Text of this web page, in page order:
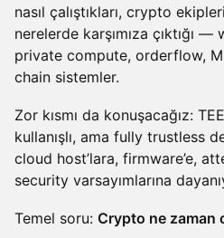
nasıl çalıştıkları, crypto
nerelerde karşımıza çıktığı
private compute, orderflow,
chain sistemler.
Zor kısmı da konuşacağız:
kullanışlı, ama fully trustless
cloud host’lara, firmware’e,
security varsayımlarına
Temel soru: Crypto ne zaman